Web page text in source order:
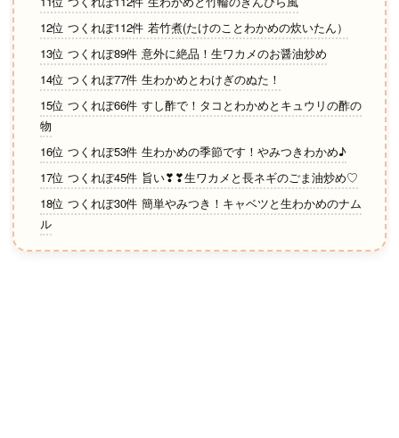
12位 つくれぽ112件 若竹煮(たけのことわかめの炊いたん）
13位 つくれぽ89件 意外に絶品！生ワカメのお醤油炒め
14位 つくれぽ77件 生わかめとわけぎのぬた！
15位 つくれぽ66件 すし酢で！タコとわかめとキュウリの酢の
物
16位 つくれぽ53件 生わかめの季節です！やみつきわかめ♪
17位 つくれぽ45件 旨い❣❣生ワカメと長ネギのごま油炒め♡
18位 つくれぽ30件 簡単やみつき！キャベツと生わかめのナム
ル